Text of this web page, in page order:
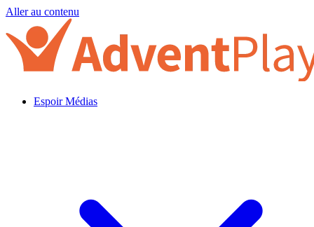
Aller au contenu
Espoir Médias